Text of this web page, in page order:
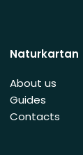
Naturkartan
About us
Guides
Contacts